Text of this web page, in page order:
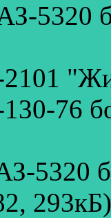
5320
76
5320